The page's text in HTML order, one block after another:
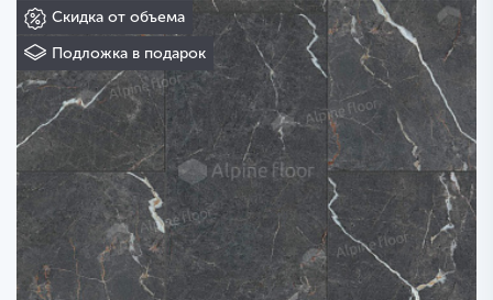
Скидка от объема
Подложка в подарок